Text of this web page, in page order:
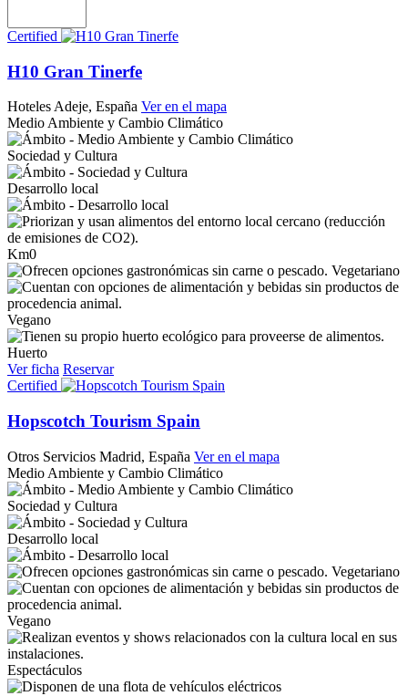
Certified
H10 Gran Tinerfe
Hoteles Adeje, España Ver en el mapa
Medio Ambiente y Cambio Climático
Sociedad y Cultura
Desarrollo local
Km0
Vegetariano
Vegano
Huerto
Ver ficha Reservar
Certified
Hopscotch Tourism Spain
Otros Servicios Madrid, España Ver en el mapa
Medio Ambiente y Cambio Climático
Sociedad y Cultura
Desarrollo local
Vegetariano
Vegano
Espectáculos